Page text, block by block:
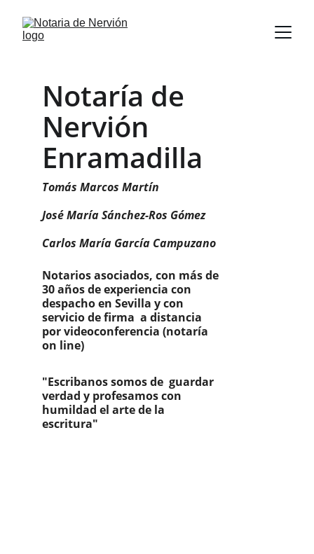
Notaría de
Nervión
Enramadilla
Tomás Marcos Martín
José María Sánchez-Ros Gómez
Carlos María García Campuzano
Notarios asociados, con más de
30 años de experiencia con
despacho en Sevilla y con
servicio de firma  a distancia
por videoconferencia (notaría
on line)
"Escribanos somos de  guardar
verdad y profesamos con
humildad el arte de la
escritura"